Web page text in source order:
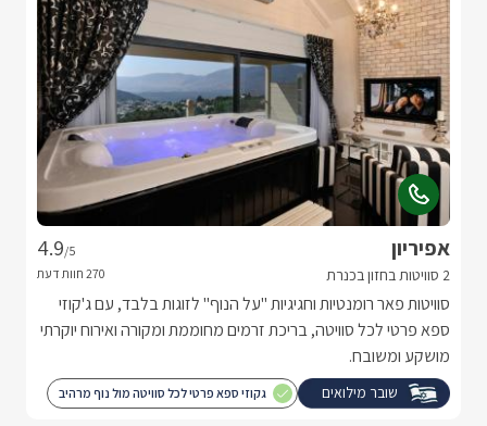
אפיריון
2 סוויטות בחזון בכנרת
4.9/5
סוויטות פאר רומנטיות וחגיגיות "על הנוף" לזוגות בלבד, עם ג'קוזי
ספא פרטי לכל סוויטה, בריכת זרמים מחוממת ומקורה ואירוח יוקרתי
מושקע ומשובח.
שובר מילואים גקוזי ספא פרטי לכל סוויטה מול נוף מרהיב